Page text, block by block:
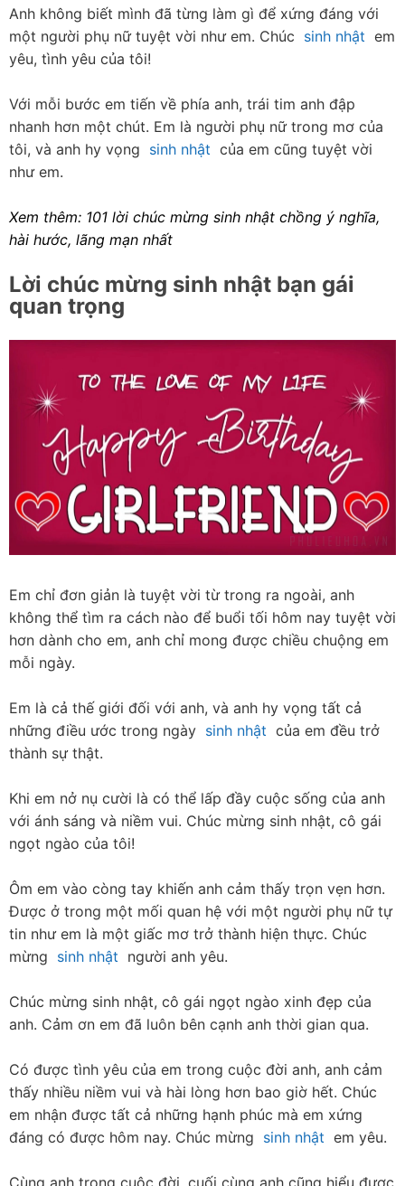
Anh không biết mình đã từng làm gì để xứng đáng với
một người phụ nữ tuyệt vời như em. Chúc sinh nhật
  em
yêu, tình yêu của tôi!
Với mỗi bước em tiến về phía anh, trái tim anh đập
nhanh hơn một chút. Em là người phụ nữ trong mơ của
tôi, và anh hy vọng sinh nhật
  của em cũng tuyệt vời
như em.
Xem thêm: 101 lời chúc mừng sinh nhật chồng ý nghĩa,
hài hước, lãng mạn nhất
Lời chúc mừng sinh nhật bạn gái
quan trọng
Em chỉ đơn giản là tuyệt vời từ trong ra ngoài, anh
không thể tìm ra cách nào để buổi tối hôm nay tuyệt vời
hơn dành cho em, anh chỉ mong được chiều chuộng em
mỗi ngày.
Em là cả thế giới đối với anh, và anh hy vọng tất cả
những điều ước trong ngày sinh nhật
  của em đều trở
thành sự thật.
Khi em nở nụ cười là có thể lấp đầy cuộc sống của anh
với ánh sáng và niềm vui. Chúc mừng sinh nhật, cô gái
ngọt ngào của tôi!
Ôm em vào còng tay khiến anh cảm thấy trọn vẹn hơn.
Được ở trong một mối quan hệ với một người phụ nữ tự
tin như em là một giấc mơ trở thành hiện thực. Chúc
mừng sinh nhật
  người anh yêu.
Chúc mừng sinh nhật, cô gái ngọt ngào xinh đẹp của
anh. Cảm ơn em đã luôn bên cạnh anh thời gian qua.
Có được tình yêu của em trong cuộc đời anh, anh cảm
thấy nhiều niềm vui và hài lòng hơn bao giờ hết. Chúc
em nhận được tất cả những hạnh phúc mà em xứng
đáng có được hôm nay. Chúc mừng sinh nhật
  em yêu.